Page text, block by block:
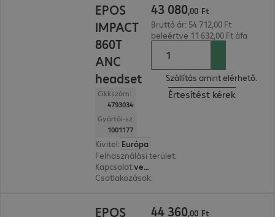
EPOS
IMPACT
860T
ANC
headset
Cikkszám:
4793034
Gyártói-sz.
1001177
Kivitel: Európa
Felhasználási terület:
Kapcsolat:
vezetékes
Csatlakozások:
43 080,00 Ft
Bruttó ár: 54 712,00 Ft
beleértve 11 632,00 Ft áfa
Szállítás amint elérhető.
Értesítést kérek
EPOS
44 360,00 Ft